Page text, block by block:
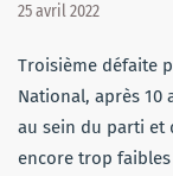
25 avril 2022
Troisième défaite
National, après 10
au sein du parti et
encore trop